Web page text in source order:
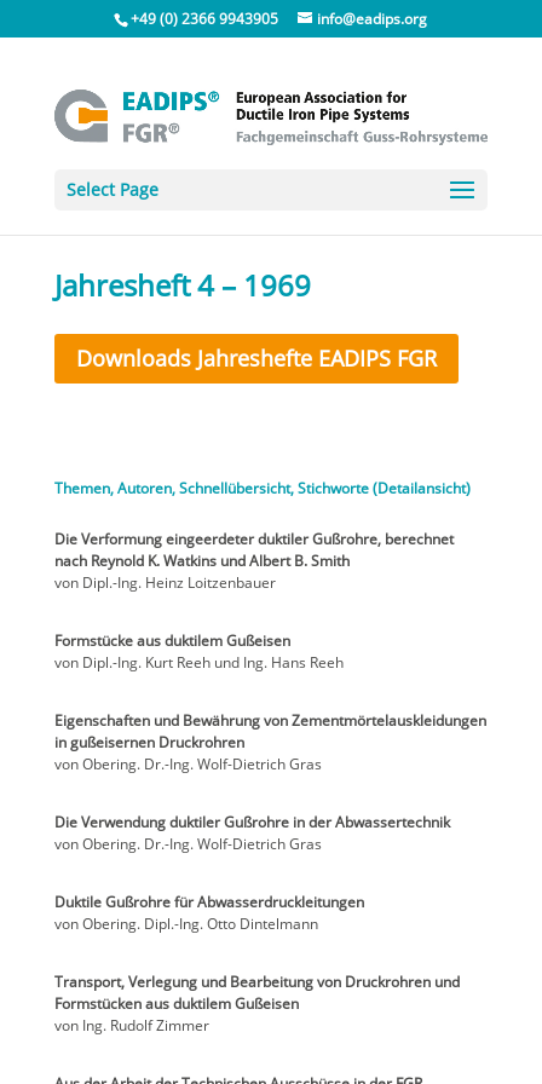
+49 (0) 2366 9943905 info@eadips.org
Select Page
Jahresheft 4 – 1969
Downloads Jahreshefte EADIPS FGR
Themen, Autoren, Schnellübersicht, Stichworte (Detailansicht)
Die Verformung eingeerdeter duktiler Gußrohre, berechnet
nach Reynold K. Watkins und Albert B. Smith
von Dipl.-Ing. Heinz Loitzenbauer
Formstücke aus duktilem Gußeisen
von Dipl.-Ing. Kurt Reeh und Ing. Hans Reeh
Eigenschaften und Bewährung von Zementmörtelauskleidungen
in gußeisernen Druckrohren
von Obering. Dr.-Ing. Wolf-Dietrich Gras
Die Verwendung duktiler Gußrohre in der Abwassertechnik
von Obering. Dr.-Ing. Wolf-Dietrich Gras
Duktile Gußrohre für Abwasserdruckleitungen
von Obering. Dipl.-Ing. Otto Dintelmann
Transport, Verlegung und Bearbeitung von Druckrohren und
Formstücken aus duktilem Gußeisen
von Ing. Rudolf Zimmer